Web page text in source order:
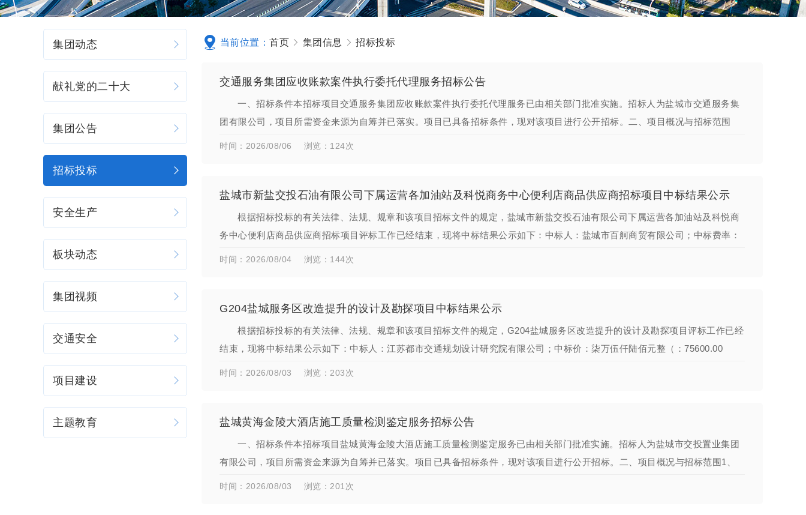
集团动态
献礼党的二十大
集团公告
招标投标
安全生产
板块动态
集团视频
交通安全
项目建设
主题教育
当前位置： 首页 集团信息 招标投标
交通服务集团应收账款案件执行委托代理服务招标公告
一、招标条件本招标项目交通服务集团应收账款案件执行委托代理服务已由相关部门批准实施。招标人为盐城市交通服务集
团有限公司，项目所需资金来源为自筹并已落实。项目已具备招标条件，现对该项目进行公开招标。二、项目概况与招标范围
1、项目名称：交通服务集团应收账款…
时间：2026/08/06 浏览：124次
盐城市新盐交投石油有限公司下属运营各加油站及科悦商务中心便利店商品供应商招标项目中标结果公示
根据招标投标的有关法律、法规、规章和该项目招标文件的规定，盐城市新盐交投石油有限公司下属运营各加油站及科悦商
务中心便利店商品供应商招标项目评标工作已经结束，现将中标结果公示如下：中标人：盐城市百舸商贸有限公司；中标费率：
综合折扣率99.00%；项目负责人：王…
时间：2026/08/04 浏览：144次
G204盐城服务区改造提升的设计及勘探项目中标结果公示
根据招标投标的有关法律、法规、规章和该项目招标文件的规定，G204盐城服务区改造提升的设计及勘探项目评标工作已经
结束，现将中标结果公示如下：中标人：江苏都市交通规划设计研究院有限公司；中标价：柒万伍仟陆佰元整（：75600.00
元）；项目负责人：刘晓梅。以上评审结…
时间：2026/08/03 浏览：203次
盐城黄海金陵大酒店施工质量检测鉴定服务招标公告
一、招标条件本招标项目盐城黄海金陵大酒店施工质量检测鉴定服务已由相关部门批准实施。招标人为盐城市交投置业集团
有限公司，项目所需资金来源为自筹并已落实。项目已具备招标条件，现对该项目进行公开招标。二、项目概况与招标范围1、
项目名称：盐城黄海金陵大酒店施工…
时间：2026/08/03 浏览：201次